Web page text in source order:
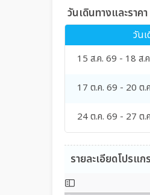
วันเดินทางและราคา
วัน
15 ส.ค. 69 - 18 ส.
17 ต.ค. 69 - 20 ต.
24 ต.ค. 69 - 27 ต.
รายละเอียดโปรแก